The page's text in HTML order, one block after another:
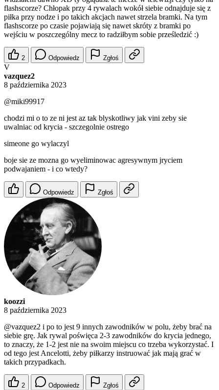
flashscorze? Chłopak przy 4 rywalach wokół siebie odnajduje się z
piłka przy nodze i po takich akcjach nawet strzela bramki. Na tym
flashscorze po czasie pojawiają się nawet skróty z bramki po
wejściu w poszczególny mecz to radziłbym sobie prześledzić :)
2 Odpowiedz Zgłoś
V
vazquez2
8 października 2023
@miki99917
chodzi mi o to ze ni jest az tak blyskotliwy jak vini zeby sie
uwalniac od krycia - szczegolnie ostrego
simeone go wylaczyl
boje sie ze mozna go wyeliminowac agresywnym jryciem
podwajaniem - i co wtedy?
Odpowiedz Zgłoś
koozzi
8 października 2023
@vazquez2 i po to jest 9 innych zawodników w polu, żeby brać na
siebie grę. Jak rywal poświęca 2-3 zawodników do krycia jednego,
to znaczy, że 1-2 jest nie na swoim miejscu co trzeba wykorzystać. I
od tego jest Ancelotti, żeby piłkarzy instruować jak mają grać w
takich przypadkach.
2 Odpowiedz Zgłoś